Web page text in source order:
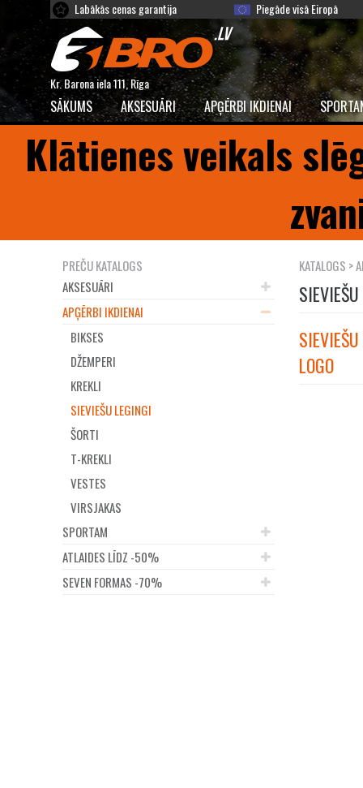
Labākās cenas garantija Piegāde visā Eiropā
Kr. Barona iela 111, Rīga
SĀKUMS AKSESUĀRI APĢĒRBI IKDIENAI
Klātienes veikals
PREČU KATALOGS
AKSESUĀRI
APĢĒRBI IKDIENAI
BIKSES
DŽEMPERI
KREKLI
SIEVIEŠU LEGINGI
ŠORTI
T-KREKLI
VESTES
VIRSJAKAS
SPORTAM
ATLAIDES LĪDZ -50%
SEVEN FORMAS -70%
KATALOGS >
LOGO